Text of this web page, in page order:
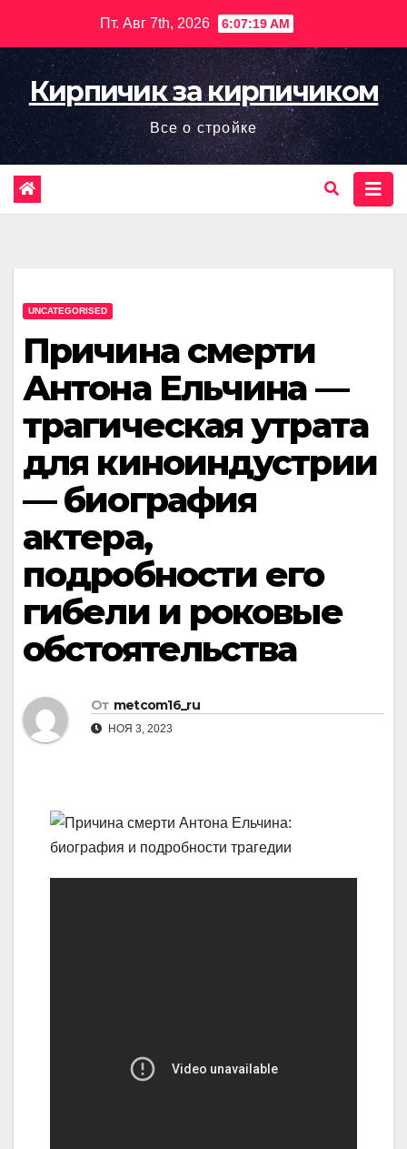
содержимому
Пт. Авг 7th, 2026 6:07:20 AM
Кирпичик за кирпичиком
Все о стройке
UNCATEGORISED
Причина смерти
Антона Ельчина —
трагическая утрата
для киноиндустрии
— биография
актера,
подробности его
гибели и роковые
обстоятельства
От metcom16_ru
НОЯ 3, 2023